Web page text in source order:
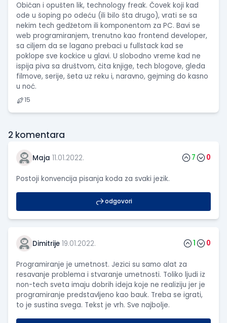
Običan i opušten lik, technology freak. Čovek koji kad
ode u šoping po odeću (ili bilo šta drugo), vrati se sa
nekim tech gedžetom ili komponentom za PC. Bavi se
web programiranjem, trenutno kao frontend developer,
sa ciljem da se lagano prebaci u fullstack kad se
poklope sve kockice u glavi. U slobodno vreme kad ne
ispija piva sa društvom, čita knjige, tech blogove, gleda
filmove, serije, šeta uz reku i, naravno, gejming do kasno
u noć.
15
2 komentara
Maja 11.01.2022. 7 0
Postoji konvencija pisanja koda za svaki jezik.
odgovori
Dimitrije 19.01.2022. 1 0
Programiranje je umetnost. Jezici su samo alat za
resavanje problema i stvaranje umetnosti. Toliko ljudi iz
non-tech sveta imaju dobrih ideja koje ne realiziju jer je
programiranje predstavljeno kao bauk. Treba se igrati,
to je sustina svega. Tekst je vrh. Sve najbolje.